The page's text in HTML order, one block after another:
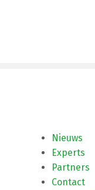
Nieuws
Experts
Partners
Contact